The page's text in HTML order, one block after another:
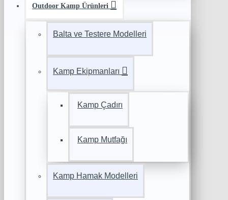
Outdoor Kamp Ürünleri
Balta ve Testere Modelleri
Kamp Ekipmanları
Kamp Çadırı
Kamp Mutfağı
Kamp Hamak Modelleri